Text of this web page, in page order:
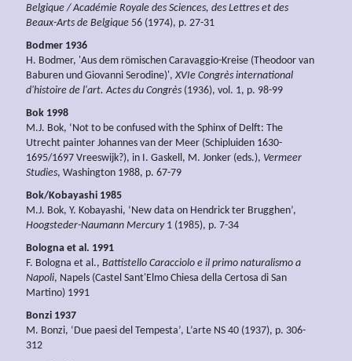
Belgique / Académie Royale des Sciences, des Lettres et des
Beaux-Arts de Belgique 56 (1974), p. 27-31
Bodmer 1936
H. Bodmer, 'Aus dem römischen Caravaggio-Kreise (Theodoor van
Baburen und Giovanni Serodine)',XVIe Congrès international
d'histoire de l'art. Actes du Congrès (1936), vol. 1, p. 98-99
Bok 1998
M.J. Bok, ‘Not to be confused with the Sphinx of Delft: The
Utrecht painter Johannes van der Meer (Schipluiden 1630-
1695/1697 Vreeswijk?), in I. Gaskell, M. Jonker (eds.), Vermeer
Studies, Washington 1988, p. 67-79
Bok/Kobayashi 1985
M.J. Bok, Y. Kobayashi, ‘New data on Hendrick ter Brugghen’,
Hoogsteder-Naumann Mercury1 (1985), p. 7-34
Bologna et al. 1991
F. Bologna et al., Battistello Caracciolo e il primo naturalismo a
Napoli, Napels (Castel Sant'Elmo Chiesa della Certosa di San
Martino) 1991
Bonzi 1937
M. Bonzi, ‘Due paesi del Tempesta’, L’arte NS 40 (1937), p. 306-
312